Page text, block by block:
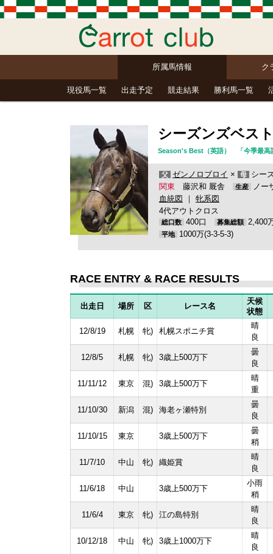
所属馬情報 ク
現役馬一覧 出走予定 競走結果 勝利馬一覧
シーズンズベス
Season's Best（英語） 「今季最高
父 ゼンノロブロイ × 母
シー
関東 藤沢和 厩舎 生産
ノー
血統図
｜ 牝系図
4代アウトクロス
総口数 400口 募集総額
平地 1000万(3-3-5-3)
RACE ENTRY & RACE RESULTS
出走日 場所 区 レース名
天候
状態
12/8/19 札幌 牝) 札幌スポニチ賞
晴
良
12/8/5 札幌 牝) 3歳上500万下
曇
良
11/11/12 東京 混) 3歳上500万下
晴
重
11/10/30 新潟 混) 海老ヶ瀬特別
曇
良
11/10/15 東京 3歳上500万下
曇
稍
11/7/10 中山 牝) 織姫賞
晴
良
11/6/18 中山 3歳上500万下
小雨
稍
11/6/4 東京 牝) 江の島特別
晴
良
10/12/18 中山 牝) 3歳上1000万下
晴
良